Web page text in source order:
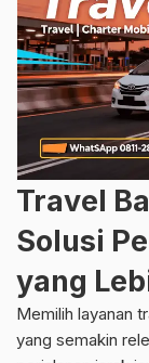
Travel
Solusi
yang
Memilih layanan
yang semakin